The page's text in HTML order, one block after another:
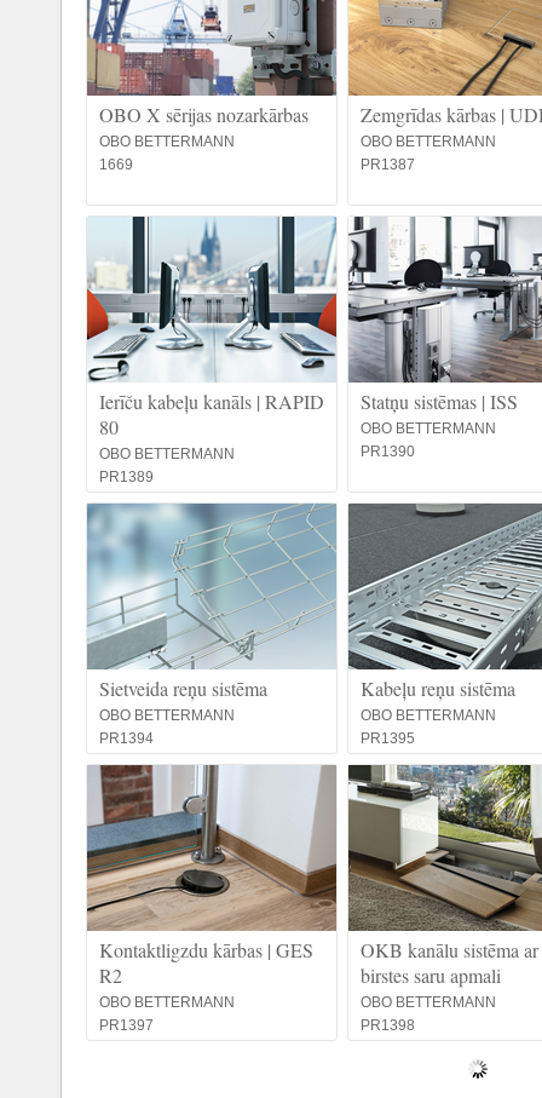
OBO X sērijas nozarkārbas
OBO BETTERMANN
1669
Zemgrīdas kārbas |
OBO BETTERMANN
PR1387
Ierīču kabeļu kanāls | RAPID
80
OBO BETTERMANN
PR1389
Statņu sistēmas | ISS
OBO BETTERMANN
PR1390
Sietveida reņu sistēma
OBO BETTERMANN
PR1394
Kabeļu reņu sistēma
OBO BETTERMANN
PR1395
Kontaktligzdu kārbas | GES
R2
OBO BETTERMANN
PR1397
OKB kanālu sistēma ar
birstes saru apmali
OBO BETTERMANN
PR1398